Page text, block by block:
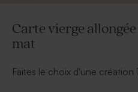
Carte vierge
mat
Faites le choix d'une